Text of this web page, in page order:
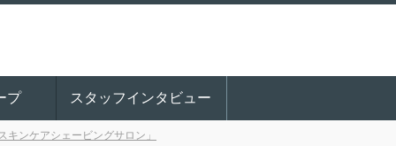
プ スタッフインタビュー
ンケアシェービングサロン」